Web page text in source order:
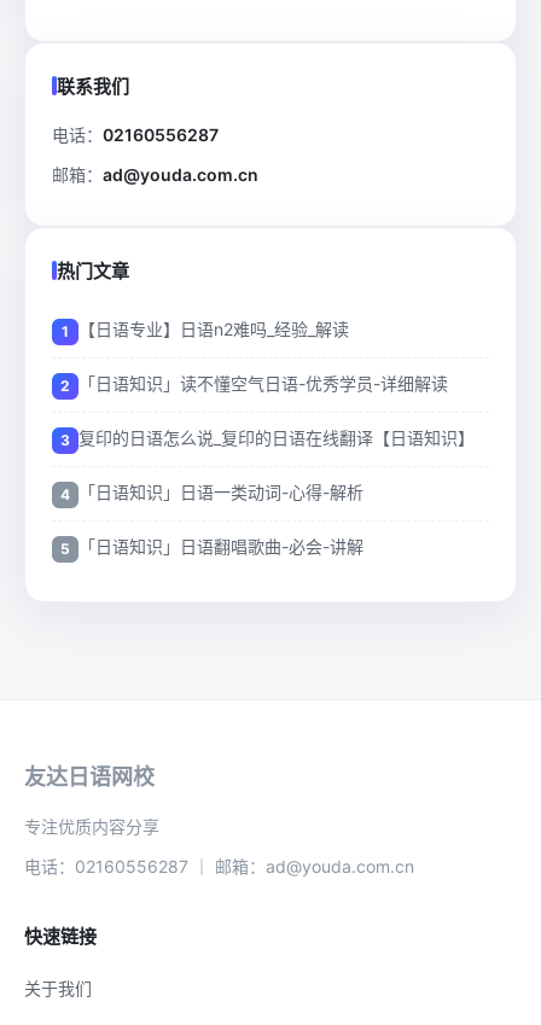
联系我们
电话： 02160556287
邮箱： ad@youda.com.cn
热门文章
【日语专业】日语n2难吗_经验_解读
「日语知识」读不懂空气日语-优秀学员-详细解读
复印的日语怎么说_复印的日语在线翻译【日语知识】
「日语知识」日语一类动词-心得-解析
「日语知识」日语翻唱歌曲-必会-讲解
友达日语网校
专注优质内容分享
电话：02160556287 ｜ 邮箱：ad@youda.com.cn
快速链接
关于我们